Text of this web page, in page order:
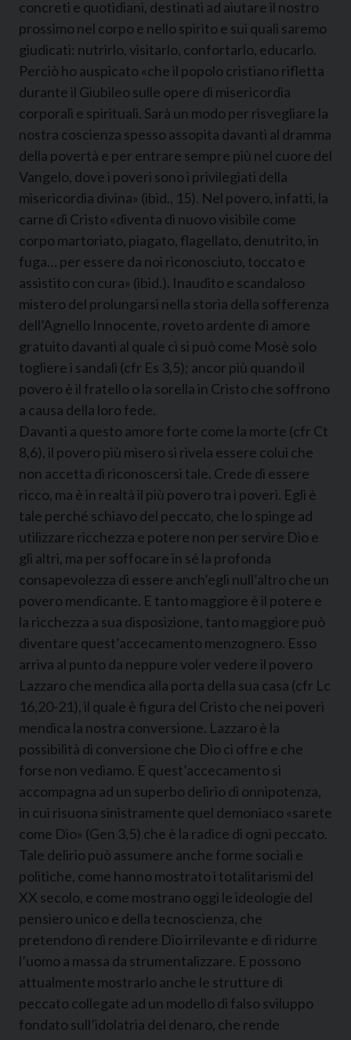
concreti e quotidiani, destinati ad aiutare il nostro
prossimo nel corpo e nello spirito e sui quali saremo
giudicati: nutrirlo, visitarlo, confortarlo, educarlo.
Perciò ho auspicato «che il popolo cristiano rifletta
durante il Giubileo sulle opere di misericordia
corporali e spirituali. Sarà un modo per risvegliare la
nostra coscienza spesso assopita davanti al dramma
della povertà e per entrare sempre più nel cuore del
Vangelo, dove i poveri sono i privilegiati della
misericordia divina» (ibid., 15). Nel povero, infatti, la
carne di Cristo «diventa di nuovo visibile come
corpo martoriato, piagato, flagellato, denutrito, in
fuga… per essere da noi riconosciuto, toccato e
assistito con cura» (ibid.). Inaudito e scandaloso
mistero del prolungarsi nella storia della sofferenza
dell’Agnello Innocente, roveto ardente di amore
gratuito davanti al quale ci si può come Mosè solo
togliere i sandali (cfr Es 3,5); ancor più quando il
povero è il fratello o la sorella in Cristo che soffrono
a causa della loro fede.
Davanti a questo amore forte come la morte (cfr Ct
8,6), il povero più misero si rivela essere colui che
non accetta di riconoscersi tale. Crede di essere
ricco, ma è in realtà il più povero tra i poveri. Egli è
tale perché schiavo del peccato, che lo spinge ad
utilizzare ricchezza e potere non per servire Dio e
gli altri, ma per soffocare in sé la profonda
consapevolezza di essere anch’egli null’altro che un
povero mendicante. E tanto maggiore è il potere e
la ricchezza a sua disposizione, tanto maggiore può
diventare quest’accecamento menzognero. Esso
arriva al punto da neppure voler vedere il povero
Lazzaro che mendica alla porta della sua casa (cfr Lc
16,20-21), il quale è figura del Cristo che nei poveri
mendica la nostra conversione. Lazzaro è la
possibilità di conversione che Dio ci offre e che
forse non vediamo. E quest’accecamento si
accompagna ad un superbo delirio di onnipotenza,
in cui risuona sinistramente quel demoniaco «sarete
come Dio» (Gen 3,5) che è la radice di ogni peccato.
Tale delirio può assumere anche forme sociali e
politiche, come hanno mostrato i totalitarismi del
XX secolo, e come mostrano oggi le ideologie del
pensiero unico e della tecnoscienza, che
pretendono di rendere Dio irrilevante e di ridurre
l’uomo a massa da strumentalizzare. E possono
attualmente mostrarlo anche le strutture di
peccato collegate ad un modello di falso sviluppo
fondato sull’idolatria del denaro, che rende